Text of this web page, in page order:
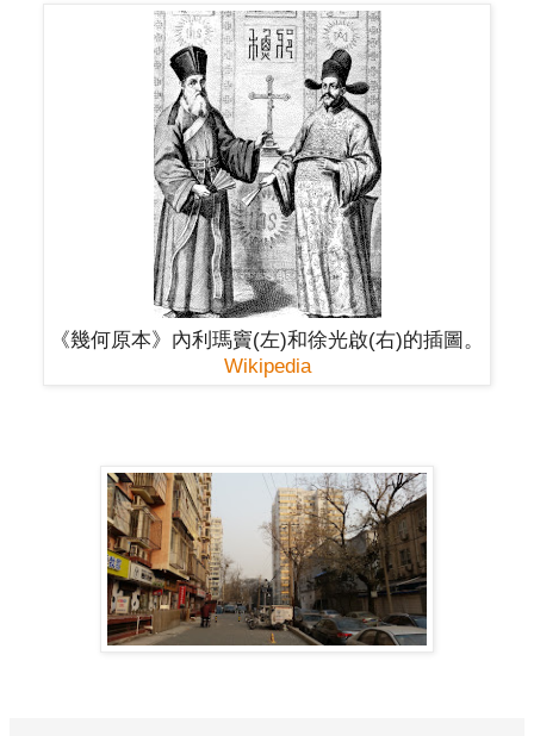
《幾何原本》內利瑪竇(左)和徐光啟(右)的插圖。
Wikipedia